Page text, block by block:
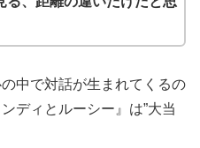
中で対話が生まれてくるの
ディとルーシー』は”大当